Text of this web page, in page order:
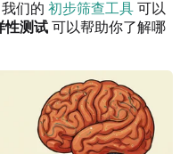
们的 初步筛查工具 可以
性测试 可以帮助你了解哪